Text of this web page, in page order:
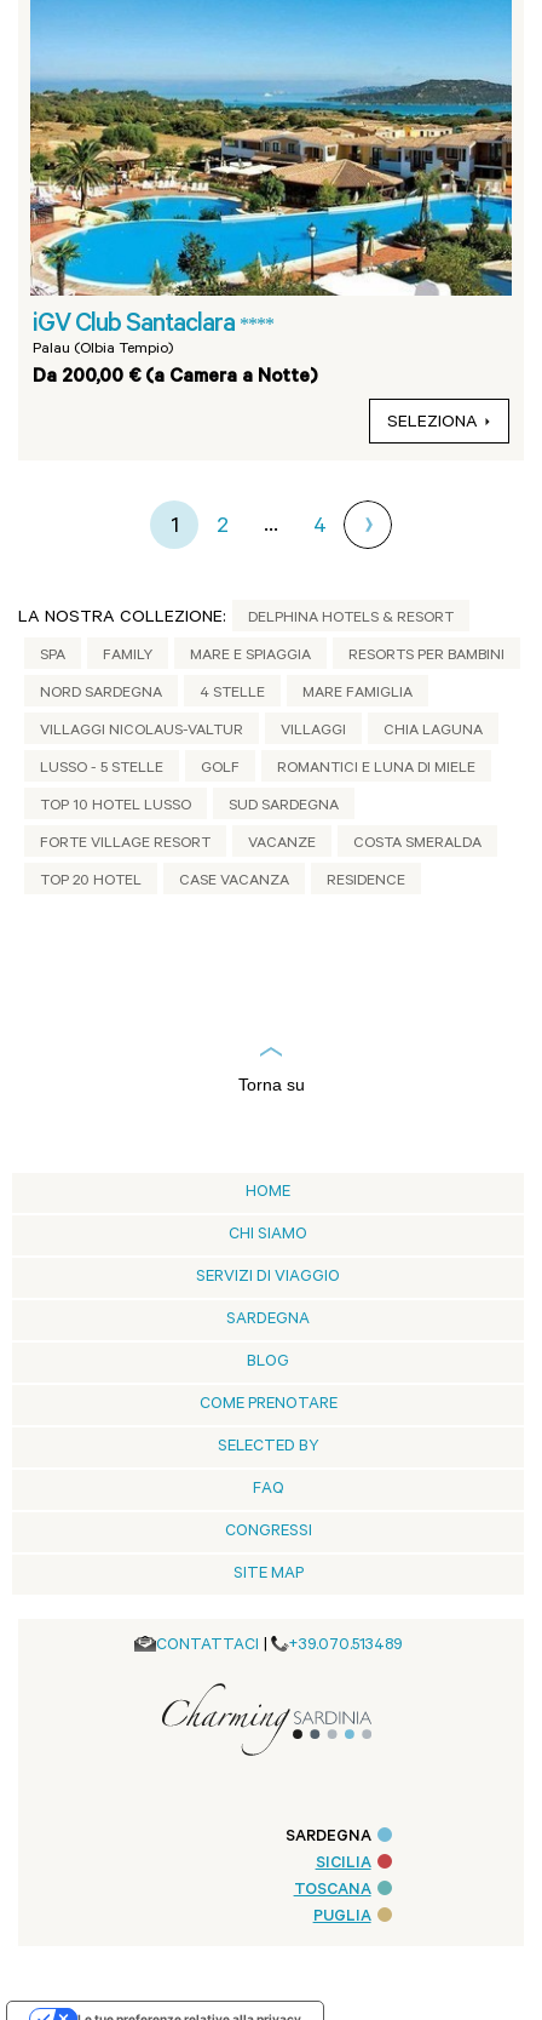
iGV Club Santaclara ****
Palau (Olbia Tempio)
Da 200,00 € (a Camera a Notte)
SELEZIONA
1 2 ... 4
LA NOSTRA COLLEZIONE: DELPHINA HOTELS & RESORT
SPA FAMILY MARE E SPIAGGIA RESORTS PER BAMBINI
NORD SARDEGNA 4 STELLE MARE FAMIGLIA
VILLAGGI NICOLAUS-VALTUR VILLAGGI CHIA LAGUNA
LUSSO - 5 STELLE GOLF ROMANTICI E LUNA DI MIELE
TOP 10 HOTEL LUSSO SUD SARDEGNA
FORTE VILLAGE RESORT VACANZE COSTA SMERALDA
TOP 20 HOTEL CASE VACANZA RESIDENCE
Torna su
HOME
CHI SIAMO
SERVIZI DI VIAGGIO
SARDEGNA
BLOG
COME PRENOTARE
SELECTED BY
FAQ
CONGRESSI
SITE MAP
CONTATTACI | +39.070.513489
SARDEGNA
SICILIA
TOSCANA
PUGLIA